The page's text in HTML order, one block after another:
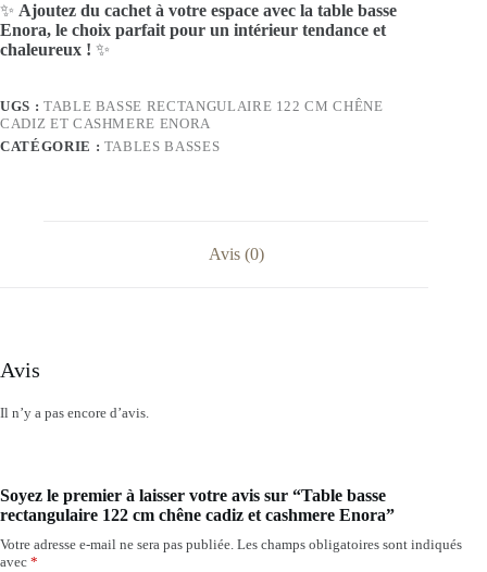
✨ Ajoutez du cachet à votre espace avec la table basse
Enora, le choix parfait pour un intérieur tendance et
chaleureux ! ✨
UGS : TABLE BASSE RECTANGULAIRE 122 CM CHÊNE
CADIZ ET CASHMERE ENORA
CATÉGORIE : TABLES BASSES
Avis (0)
Avis
Il n’y a pas encore d’avis.
Soyez le premier à laisser votre avis sur “Table basse
rectangulaire 122 cm chêne cadiz et cashmere Enora”
Votre adresse e-mail ne sera pas publiée. Les champs obligatoires sont indiqués
avec *